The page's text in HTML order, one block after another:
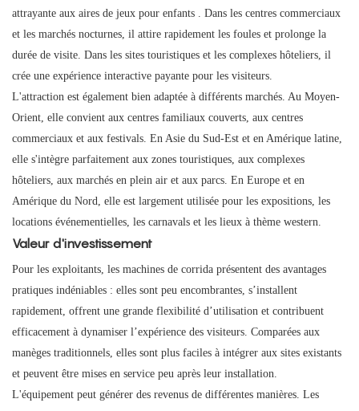
attrayante aux aires de jeux pour enfants . Dans les centres commerciaux
et les marchés nocturnes, il attire rapidement les foules et prolonge la
durée de visite. Dans les sites touristiques et les complexes hôteliers, il
crée une expérience interactive payante pour les visiteurs.
L'attraction est également bien adaptée à différents marchés. Au Moyen-
Orient, elle convient aux centres familiaux couverts, aux centres
commerciaux et aux festivals. En Asie du Sud-Est et en Amérique latine,
elle s'intègre parfaitement aux zones touristiques, aux complexes
hôteliers, aux marchés en plein air et aux parcs. En Europe et en
Amérique du Nord, elle est largement utilisée pour les expositions, les
locations événementielles, les carnavals et les lieux à thème western.
Valeur d'investissement
Pour les exploitants, les machines de corrida présentent des avantages
pratiques indéniables : elles sont peu encombrantes, s’installent
rapidement, offrent une grande flexibilité d’utilisation et contribuent
efficacement à dynamiser l’expérience des visiteurs. Comparées aux
manèges traditionnels, elles sont plus faciles à intégrer aux sites existants
et peuvent être mises en service peu après leur installation.
L'équipement peut générer des revenus de différentes manières. Les